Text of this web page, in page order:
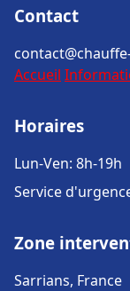
Contact
Accueil
Horaires
Lun-Ven: 8h-19h
Service
Zone
Sarrians, France